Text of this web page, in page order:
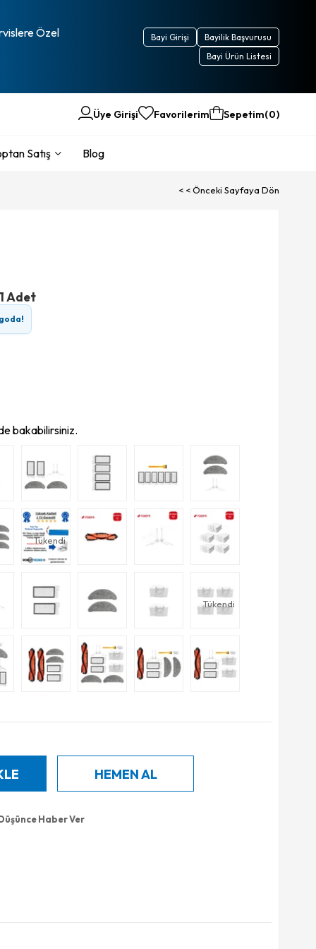
Özel
Bayilik Başvurusu
Bayi Girişi
Bayi Ürün Listesi
Üye Girişi Favorilerim Sepetim 0
Satış Blog
< < Önceki Sayfaya Dön
Adet
bakabilirsiniz.
Tükendi
Tükendi
Haber Ver